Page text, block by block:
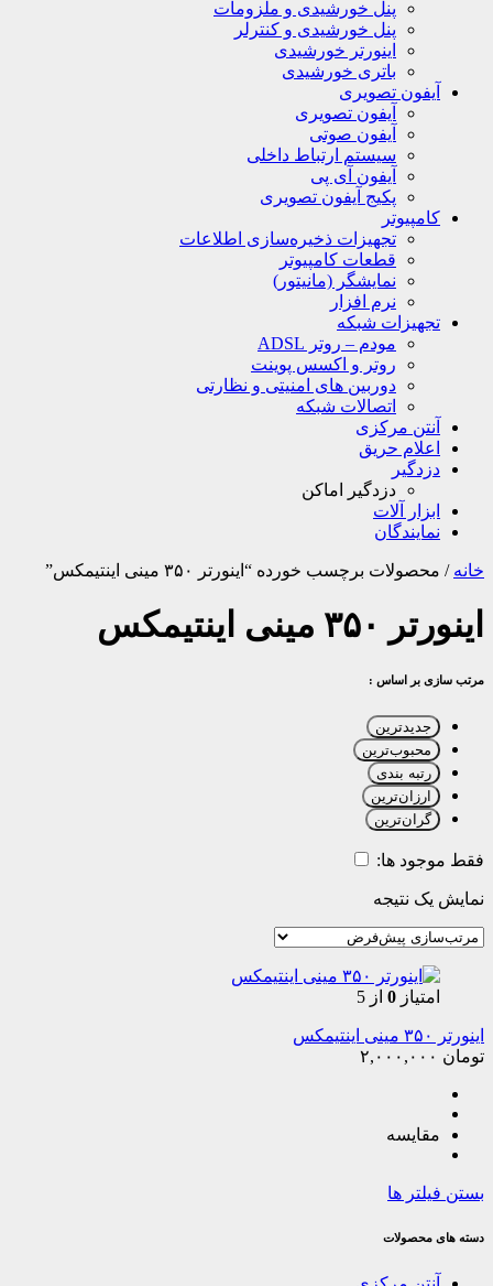
پنل خورشیدی و ملزومات
پنل خورشیدی و کنترلر
اینورتر خورشیدی
باتری خورشیدی
آیفون تصویری
آیفون تصویری
آیفون صوتی
سیستم ارتباط داخلی
آیفون آی پی
پکیج آیفون تصویری
کامپیوتر
تجهیزات ذخیره‌سازی اطلاعات
قطعات کامپیوتر
نمایشگر (مانیتور)
نرم افزار
تجهیزات شبکه
مودم – روتر ADSL
روتر و اکسس پوینت
دوربین های امنیتی و نظارتی
اتصالات شبکه
آنتن مرکزی
اعلام حریق
دزدگیر
دزدگیر اماکن
ابزار آلات
نمایندگان
خانه / محصولات برچسب خورده “اینورتر ۳۵۰ مینی اینتیمکس”
اینورتر ۳۵۰ مینی اینتیمکس
مرتب سازی بر اساس :
جدیدترین
محبوب‌ترین
رتبه بندی
ارزان‌ترین
گران‌ترین
فقط موجود ها:
نمایش یک نتیجه
امتیاز 0 از 5
اینورتر ۳۵۰ مینی اینتیمکس
تومان
مقایسه
بستن فیلتر ها
دسته های محصولات